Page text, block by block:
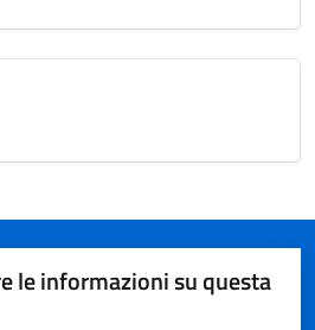
le informazioni su questa